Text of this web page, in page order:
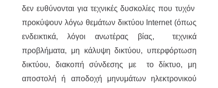
δεν ευθύνονται για τεχνικές δυσκολίες που τυχόν
προκύψουν λόγω θεμάτων δικτύου Internet (όπως
ενδεικτικά, λόγοι ανωτέρας βίας, τεχνικά
προβλήματα, μη κάλυψη δικτύου, υπερφόρτωση
δικτύου, διακοπή σύνδεσης με το δίκτυο, μη
αποστολή ή αποδοχή μηνυμάτων ηλεκτρονικού